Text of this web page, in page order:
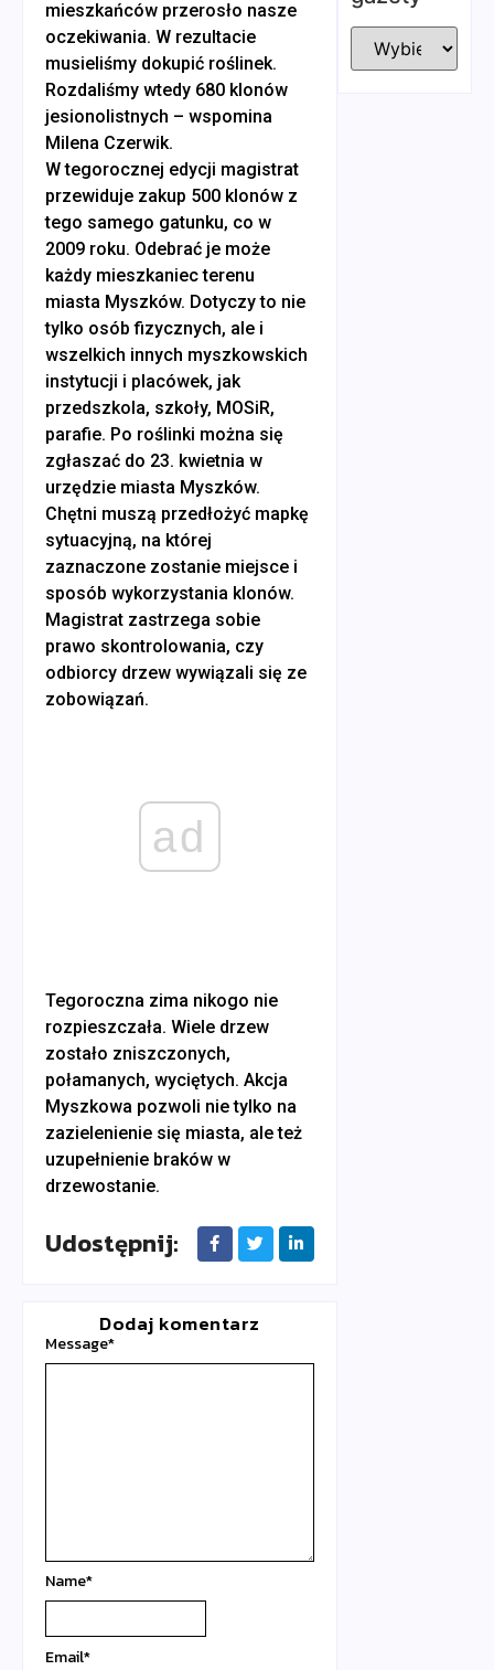
mieszkańców przerosło nasze
oczekiwania. W rezultacie
musieliśmy dokupić roślinek.
Rozdaliśmy wtedy 680 klonów
jesionolistnych – wspomina
Milena Czerwik.
W tegorocznej edycji magistrat
przewiduje zakup 500 klonów z
tego samego gatunku, co w
2009 roku. Odebrać je może
każdy mieszkaniec terenu
miasta Myszków. Dotyczy to nie
tylko osób fizycznych, ale i
wszelkich innych myszkowskich
instytucji i placówek, jak
przedszkola, szkoły, MOSiR,
parafie. Po roślinki można się
zgłaszać do 23. kwietnia w
urzędzie miasta Myszków.
Chętni muszą przedłożyć mapkę
sytuacyjną, na której
zaznaczone zostanie miejsce i
sposób wykorzystania klonów.
Magistrat zastrzega sobie
prawo skontrolowania, czy
odbiorcy drzew wywiązali się ze
zobowiązań.
ad
Tegoroczna zima nikogo nie
rozpieszczała. Wiele drzew
zostało zniszczonych,
połamanych, wyciętych. Akcja
Myszkowa pozwoli nie tylko na
zazielenienie się miasta, ale też
uzupełnienie braków w
drzewostanie.
Udostępnij:
Dodaj komentarz
Message*
Name*
Email*